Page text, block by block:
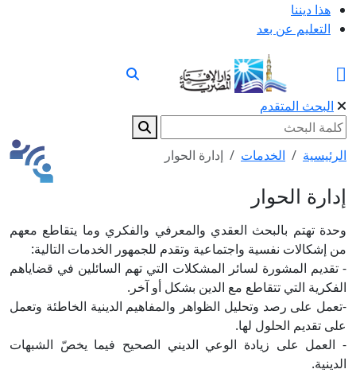
هذا ديننا
التعليم عن بعد
البحث المتقدم
الرئيسية الخدمات إدارة الحوار
إدارة الحوار
وحدة تهتم بالبحث العقدي والمعرفي والفكري وما يتقاطع معهم
من إشكالات نفسية واجتماعية وتقدم للجمهور الخدمات التالية:
- تقديم المشورة لسائر المشكلات التي تهم السائلين في قضاياهم
الفكرية التي تتقاطع مع الدين بشكل أو آخر.
-تعمل على رصد وتحليل الظواهر والمفاهيم الدينية الخاطئة وتعمل
على تقديم الحلول لها.
- العمل على زيادة الوعي الديني الصحيح فيما يخصّ الشبهات
الدينية.